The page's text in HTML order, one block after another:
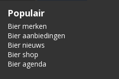
Populair
Bier merken
Bier aanbiedingen
Bier nieuws
Bier shop
Bier agenda